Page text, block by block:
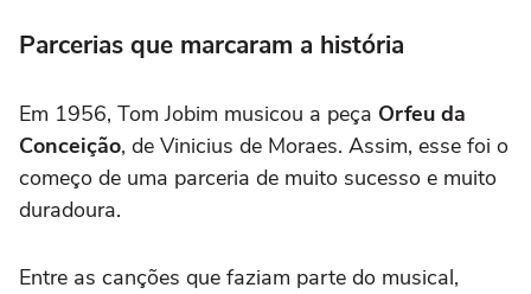
Parcerias que marcaram a história
Em 1956, Tom Jobim musicou a peça Orfeu da
Conceição, de Vinicius de Moraes. Assim, esse foi o
começo de uma parceria de muito sucesso e muito
duradoura.
Entre as canções que faziam parte do musical,